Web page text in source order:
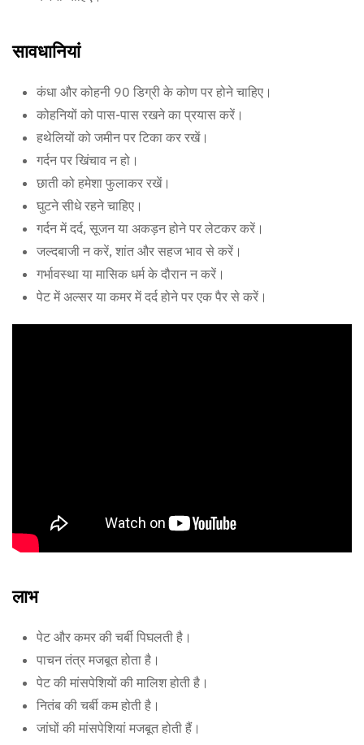
सावधानियां
कंधा और कोहनी 90 डिग्री के कोण पर होने चाहिए।
कोहनियों को पास-पास रखने का प्रयास करें।
हथेलियों को जमीन पर टिका कर रखें।
गर्दन पर खिंचाव न हो।
छाती को हमेशा फुलाकर रखें।
घुटने सीधे रहने चाहिए।
गर्दन में दर्द, सूजन या अकड़न होने पर लेटकर करें।
जल्दबाजी न करें, शांत और सहज भाव से करें।
गर्भावस्था या मासिक धर्म के दौरान न करें।
पेट में अल्सर या कमर में दर्द होने पर एक पैर से करें।
लाभ
पेट और कमर की चर्बी पिघलती है।
पाचन तंत्र मजबूत होता है।
पेट की मांसपेशियों की मालिश होती है।
नितंब की चर्बी कम होती है।
जांघों की मांसपेशियां मजबूत होती हैं।